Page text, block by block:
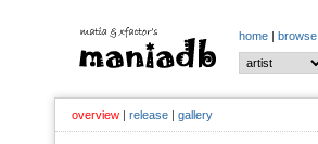
home | browse
overview | release | gallery